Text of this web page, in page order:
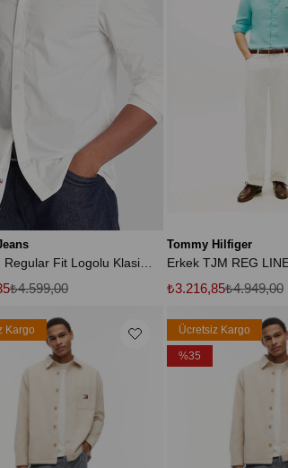
Pamuklu Regular Fit Logolu Klasik Yaka Uzun Kollu Gömlek Erkek GÖMLEK DM0DM22026 YBL
₺4.599,00
Tommy Hilfiger
₺3.216,85₺4.949,00
Kargo Ücretsiz Kargo
%35